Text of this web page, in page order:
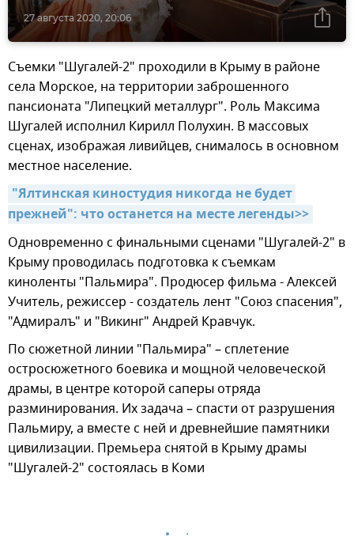
27 августа 2020, 20:06
Съемки "Шугалей-2" проходили в Крыму в районе
села Морское, на территории заброшенного
пансионата "Липецкий металлург". Роль Максима
Шугалей исполнил Кирилл Полухин. В массовых
сценах, изображая ливийцев, снималось в основном
местное население.
"Ялтинская киностудия никогда не будет
прежней": что останется на месте легенды>>
Одновременно с финальными сценами "Шугалей-2" в
Крыму проводилась подготовка к съемкам
киноленты "Пальмира". Продюсер фильма - Алексей
Учитель, режиссер - создатель лент "Союз спасения",
"Адмиралъ" и "Викинг" Андрей Кравчук.
По сюжетной линии "Пальмира" – сплетение
остросюжетного боевика и мощной человеческой
драмы, в центре которой саперы отряда
разминирования. Их задача – спасти от разрушения
Пальмиру, а вместе с ней и древнейшие памятники
цивилизации. Премьера снятой в Крыму драмы
"Шугалей-2" состоялась в Коми